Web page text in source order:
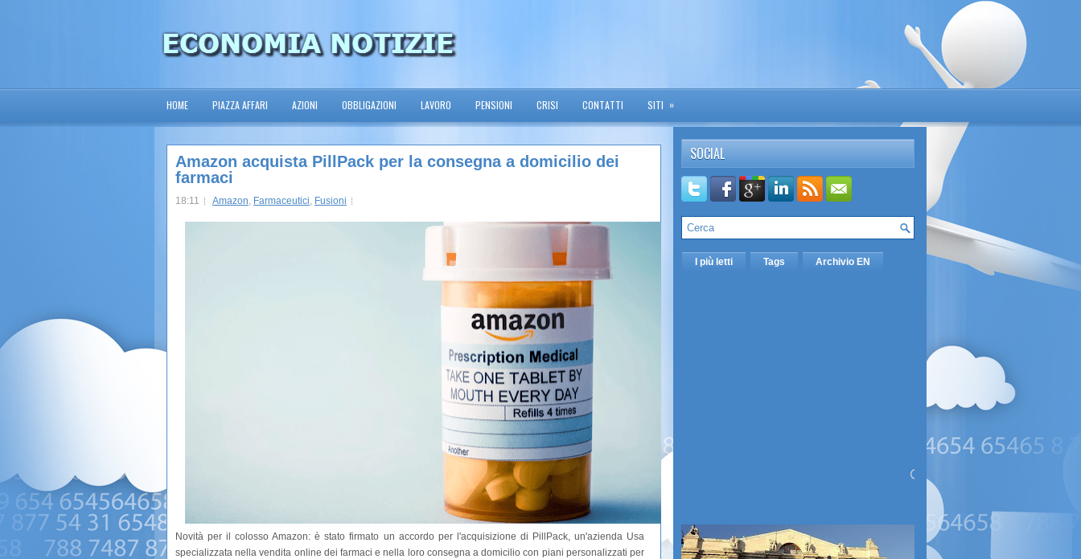
HOME PIAZZA AFFARI AZIONI OBBLIGAZIONI LAVORO PENSIONI CRISI CONTATTI SITI »
Amazon acquista PillPack per la consegna a domicilio dei
farmaci
18:11 Amazon, Farmaceutici, Fusioni
Novità per il colosso Amazon: è stato firmato un accordo per l'acquisizione di PillPack, un'azienda Usa
specializzata nella vendita online dei farmaci e nella loro consegna a domicilio con piani personalizzati per
SOCIAL
I più letti Tags Archivio EN